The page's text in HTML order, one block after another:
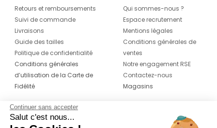
Retours et remboursements
Suivi de commande
Livraisons
Guide des tailles
Politique de confidentialité
Conditions générales
d’utilisation de la Carte de
Fidélité
Qui sommes-nous ?
Espace recrutement
Mentions légales
Conditions générales de
ventes
Notre engagement RSE
Contactez-nous
Magasins
CONTACT
Continuer sans accepter
Salut c'est nous...